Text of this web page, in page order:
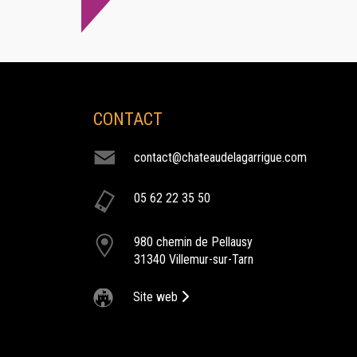
restaurant chef etoile
L'Alto, le restaurant du Château de la Garrigue, vous
étoilé Bernard BACH.
CONTACT
contact@chateaudelagarrigue.com
05 62 22 35 50
980 chemin de Pellausy
31340 Villemur-sur-Tarn
Site web